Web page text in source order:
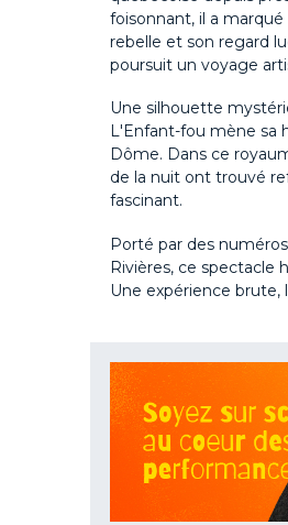
foisonnant, il a
rebelle et son regard
poursuit un voyage
Une silhouette
L'Enfant-fou mène sa
Dôme. Dans ce
de la nuit ont trouvé
fascinant.
Porté par des
Rivières, ce spectacle
Une expérience